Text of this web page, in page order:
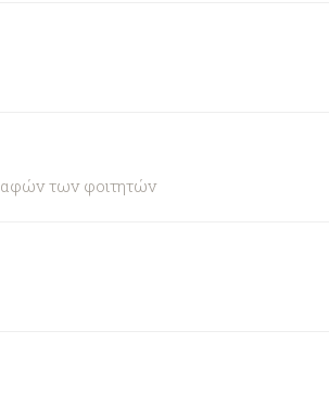
των φοιτητών